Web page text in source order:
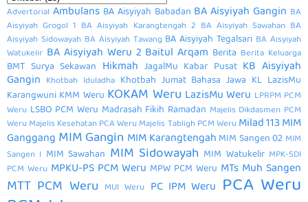
Advertorial Ambulans BA Aisyiyah Babadan BA Aisyiyah Gangin BA
Aisyiyah Grogol 1 BA Aisyiyah Karangtengah 2 BA Aisyiyah Sawahan BA
Aisyiyah Sidowayah BA Aisyiyah Tawang BA Aisyiyah Tegalsari BA Aisyiyah
Watukelir BA Aisyiyah Weru 2 Baitul Arqam Berita Berita Keluarga
BMT Surya Sekawan Hikmah JagalMu Kabar Pusat KB Aisyiyah
Gangin Khotbah Iduladha Khotbah Jumat Bahasa Jawa KL LazisMu
Karangwuni KMM Weru KOKAM Weru LazisMu Weru LPRPM PCM
Weru LSBO PCM Weru Madrasah Fikih Ramadan Majelis Dikdasmen PCM
WeruMajelis Kesehatan PCA WeruMajelis Tabligh PCM WeruMilad 113MIM
Ganggang MIM Gangin MIM Karangtengah MIM Sangen 02 MIM
Sangen I MIM Sawahan MIM Sidowayah MIM Watukelir MPK-SDI
PCM Weru MPKU-PS PCM Weru MPW PCM Weru MTs Muh Sangen
MTT PCM Weru MUI Weru PC IPM Weru PCA Weru